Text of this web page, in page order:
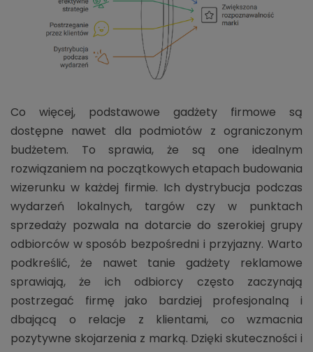
Co więcej, podstawowe gadżety firmowe są
dostępne nawet dla podmiotów z ograniczonym
budżetem. To sprawia, że są one idealnym
rozwiązaniem na początkowych etapach budowania
wizerunku w każdej firmie. Ich dystrybucja podczas
wydarzeń lokalnych, targów czy w punktach
sprzedaży pozwala na dotarcie do szerokiej grupy
odbiorców w sposób bezpośredni i przyjazny. Warto
podkreślić, że nawet tanie gadżety reklamowe
sprawiają, że ich odbiorcy często zaczynają
postrzegać firmę jako bardziej profesjonalną i
dbającą o relacje z klientami, co wzmacnia
pozytywne skojarzenia z marką. Dzięki skuteczności i